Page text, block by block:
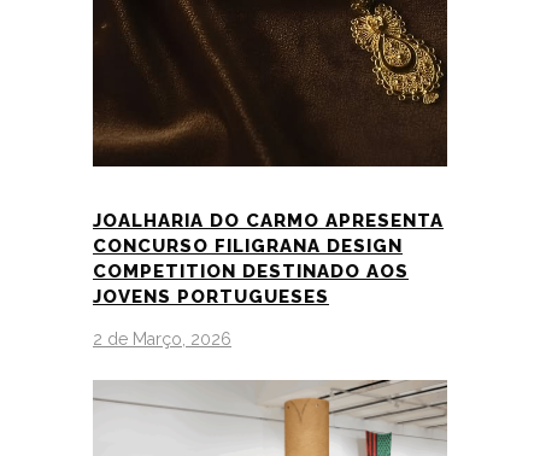
JOALHARIA DO CARMO APRESENTA
CONCURSO FILIGRANA DESIGN
COMPETITION DESTINADO AOS
JOVENS PORTUGUESES
2 de Março, 2026